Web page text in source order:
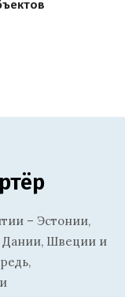
– Эстонии,
Дании, Швеции и